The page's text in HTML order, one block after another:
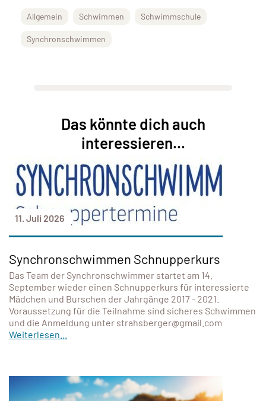
Allgemein Schwimmen Schwimmschule
Synchronschwimmen
Das könnte dich auch
interessieren...
11. Juli 2026
Synchronschwimmen Schnupperkurs
Das Team der Synchronschwimmer startet am 14.
September wieder einen Schnupperkurs für interessierte
Mädchen und Burschen der Jahrgänge 2017 - 2021.
Voraussetzung für die Teilnahme sind sicheres Schwimmen
und die Anmeldung unter strahsberger@gmail.com
Weiterlesen...